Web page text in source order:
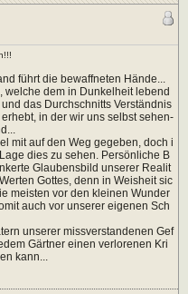
führt die bewaffneten Hände...
welche dem in Dunkelheit lebend
das Durchschnitts Verständnis
in der wir uns selbst sehen-
mit auf den Weg gegeben, doch i
dies zu sehen. Persönliche B
Glaubensbild unserer Realit
Gottes, denn in Weisheit sic
meisten vor den kleinen Wunder
auch vor unserer eigenen Sch
unserer missverstandenen Gef
Gärtner einen verlorenen Kri
kann...